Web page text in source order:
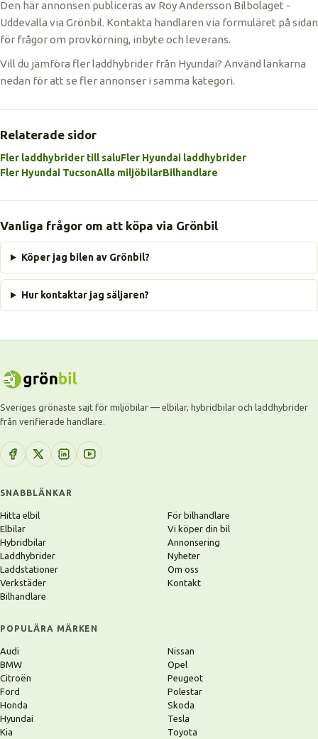
Den här annonsen publiceras av Roy Andersson Bilbolaget -
Uddevalla via Grönbil. Kontakta handlaren via formuläret på sidan
för frågor om provkörning, inbyte och leverans.
Vill du jämföra fler laddhybrider från Hyundai? Använd länkarna
nedan för att se fler annonser i samma kategori.
Relaterade sidor
Fler laddhybrider till saluFler Hyundai laddhybrider
Fler Hyundai TucsonAlla miljöbilarBilhandlare
Vanliga frågor om att köpa via Grönbil
Köper jag bilen av Grönbil?
Hur kontaktar jag säljaren?
Sveriges grönaste sajt för miljöbilar — elbilar, hybridbilar och laddhybrider
från verifierade handlare.
SNABBLÄNKAR
Hitta elbil
Elbilar
Hybridbilar
Laddhybrider
Laddstationer
Verkstäder
Bilhandlare
För bilhandlare
Vi köper din bil
Annonsering
Nyheter
Om oss
Kontakt
POPULÄRA MÄRKEN
Audi
BMW
Citroën
Ford
Honda
Hyundai
Kia
Nissan
Opel
Peugeot
Polestar
Skoda
Tesla
Toyota